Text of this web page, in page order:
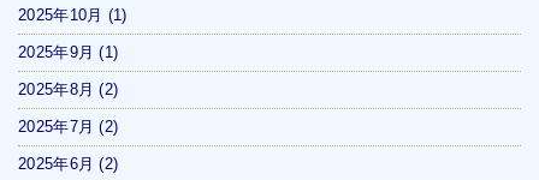
2025年10月 (1)
2025年9月(1)
2025年8月(2)
2025年7月(2)
2025年6月(2)